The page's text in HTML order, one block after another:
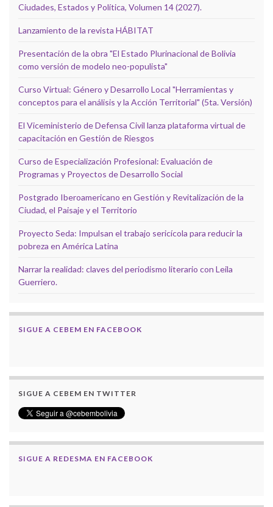
Ciudades, Estados y Política, Volumen 14 (2027).
Lanzamiento de la revista HÁBITAT
Presentación de la obra "El Estado Plurinacional de Bolivia
como versión de modelo neo-populista"
Curso Virtual: Género y Desarrollo Local "Herramientas y
conceptos para el análisis y la Acción Territorial" (5ta. Versión)
El Viceministerio de Defensa Civil lanza plataforma virtual de
capacitación en Gestión de Riesgos
Curso de Especialización Profesional: Evaluación de
Programas y Proyectos de Desarrollo Social
Postgrado Iberoamericano en Gestión y Revitalización de la
Ciudad, el Paisaje y el Territorio
Proyecto Seda: Impulsan el trabajo sericícola para reducir la
pobreza en América Latina
Narrar la realidad: claves del periodismo literario con Leila
Guerriero.
SIGUE A CEBEM EN FACEBOOK
SIGUE A CEBEM EN TWITTER
SIGUE A REDESMA EN FACEBOOK